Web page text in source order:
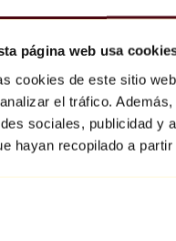
página web usa
cookies de este sitio
el tráfico.
sociales, publicidad y
hayan recopilado a